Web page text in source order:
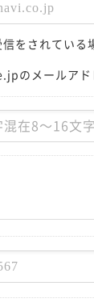
信をされてい
のメールアド